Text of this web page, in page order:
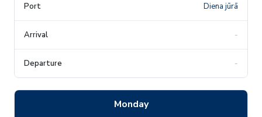
Diena jūrā
-
-
Monday